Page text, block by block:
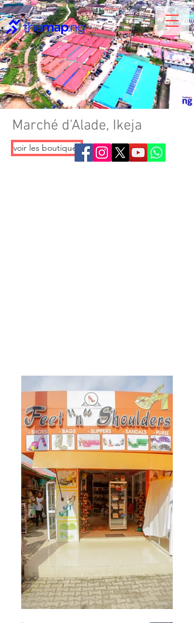
Marché d'Alade, Ikeja
voir les boutiques